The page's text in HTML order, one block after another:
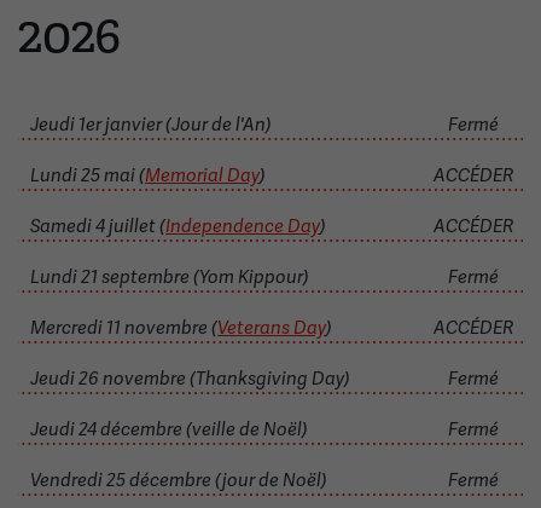
2026
Jeudi 1er janvier (Jour de l'An) Fermé
Lundi 25 mai (Memorial Day) ACCÉDER
Samedi 4 juillet (Independence Day) ACCÉDER
Lundi 21 septembre (Yom Kippour) Fermé
Mercredi 11 novembre (Veterans Day) ACCÉDER
Jeudi 26 novembre (Thanksgiving Day) Fermé
Jeudi 24 décembre (veille de Noël) Fermé
Vendredi 25 décembre (jour de Noël) Fermé